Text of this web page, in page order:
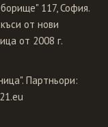
117, София.
от нови
от 2008 г.
Партньори: